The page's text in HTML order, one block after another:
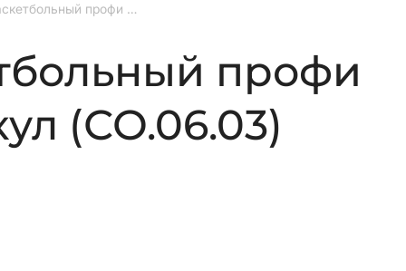
Щит баскетбольный профи ФСФ Артикул
профи
(СО.06.03)